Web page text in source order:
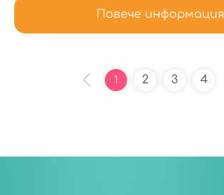
Повече информация
1 2 3 4